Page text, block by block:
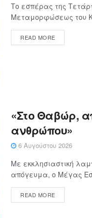
Το εσπέρας της
Μεταμορφώσεως του
READ MORE
«Στο Θαβώρ,
ανθρώπου»
6 Αυγούστου 2026
Με εκκλησιαστική
απόγευμα, ο Μέγας
READ MORE